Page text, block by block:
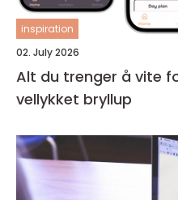
inspiration
02. July 2026
Alt du trenger å vite
vellykket bryllup